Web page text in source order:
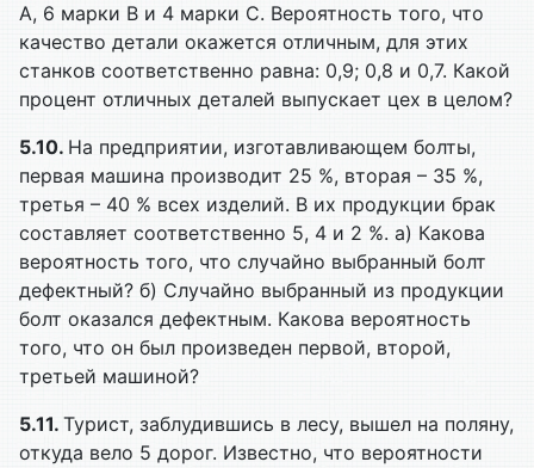
A, 6 марки B и 4 марки C. Вероятность того, что
качество детали окажется отличным, для этих
станков соответственно равна: 0,9; 0,8 и 0,7. Какой
процент отличных деталей выпускает цех в целом?
5.10. На предприятии, изготавливающем болты,
первая машина производит 25 %, вторая – 35 %,
третья – 40 % всех изделий. В их продукции брак
составляет соответственно 5, 4 и 2 %. а) Какова
вероятность того, что случайно выбранный болт
дефектный? б) Случайно выбранный из продукции
болт оказался дефектным. Какова вероятность
того, что он был произведен первой, второй,
третьей машиной?
5.11. Турист, заблудившись в лесу, вышел на поляну,
откуда вело 5 дорог. Известно, что вероятности